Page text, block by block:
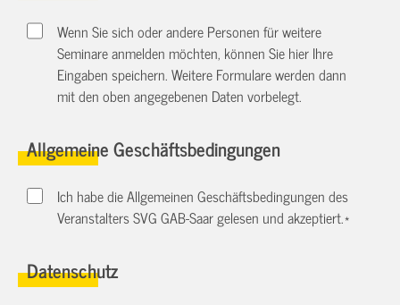
Wenn Sie sich oder andere Personen für weitere
Seminare anmelden möchten, können Sie hier Ihre
Eingaben speichern. Weitere Formulare werden dann
mit den oben angegebenen Daten vorbelegt.
Allgemeine Geschäftsbedingungen
Ich habe die Allgemeinen Geschäftsbedingungen des
Veranstalters SVG GAB-Saar gelesen und akzeptiert.*
Datenschutz